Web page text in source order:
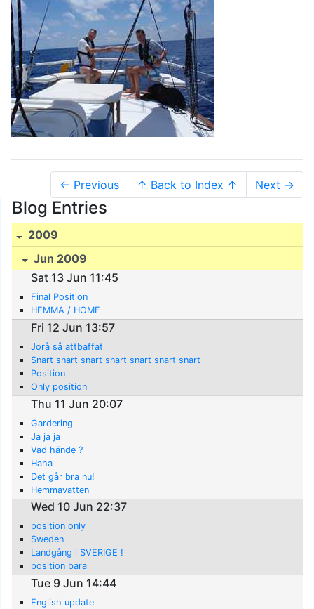
← Previous ↑ Back to Index ↑ Next →
Blog Entries
2009
Jun 2009
Sat 13 Jun 11:45
Final Position
HEMMA / HOME
Fri 12 Jun 13:57
Jorå så attbaffat
Snart snart snart snart snart snart snart
Position
Only position
Thu 11 Jun 20:07
Gardering
Ja ja ja
Vad hände ?
Haha
Det går bra nu!
Hemmavatten
Wed 10 Jun 22:37
position only
Sweden
Landgång i SVERIGE !
position bara
Tue 9 Jun 14:44
English update